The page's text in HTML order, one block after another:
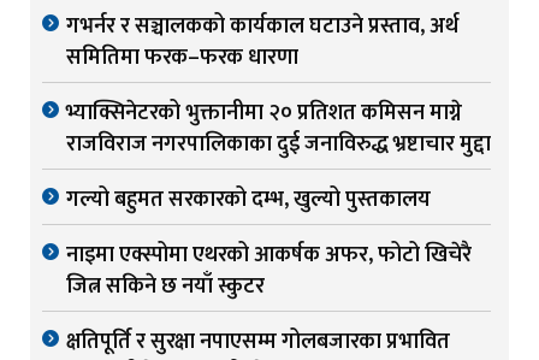
गभर्नर र सञ्चालकको कार्यकाल घटाउने प्रस्ताव, अर्थ
समितिमा फरक–फरक धारणा
भ्याक्सिनेटरको भुक्तानीमा २० प्रतिशत कमिसन माग्ने
राजविराज नगरपालिकाका दुई जनाविरुद्ध भ्रष्टाचार मुद्दा
गल्यो बहुमत सरकारको दम्भ, खुल्यो पुस्तकालय
नाइमा एक्स्पोमा एथरको आकर्षक अफर, फोटो खिचेरै
जित्न सकिने छ नयाँ स्कुटर
क्षतिपूर्ति र सुरक्षा नपाएसम्म गोलबजारका प्रभावित